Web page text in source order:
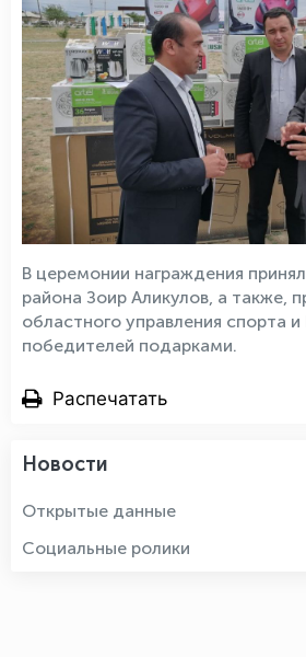
В церемонии награждения
района Зоир Аликулов, а также,
областного управления спорта
победителей подарками.
Распечатать
Новости
Открытые данные
Социальные ролики